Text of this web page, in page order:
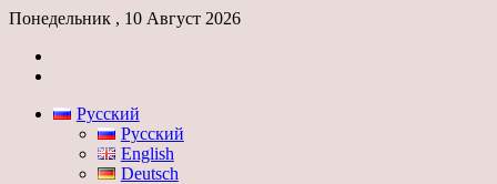
Понедельник , 10 Август 2026
Русский
Русский
English
Deutsch